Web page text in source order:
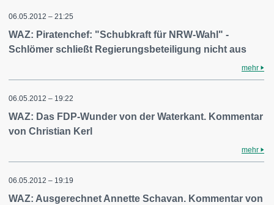
06.05.2012 – 21:25
WAZ: Piratenchef: "Schubkraft für NRW-Wahl" -
Schlömer schließt Regierungsbeteiligung nicht aus
mehr
06.05.2012 – 19:22
WAZ: Das FDP-Wunder von der Waterkant. Kommentar
von Christian Kerl
mehr
06.05.2012 – 19:19
WAZ: Ausgerechnet Annette Schavan. Kommentar von